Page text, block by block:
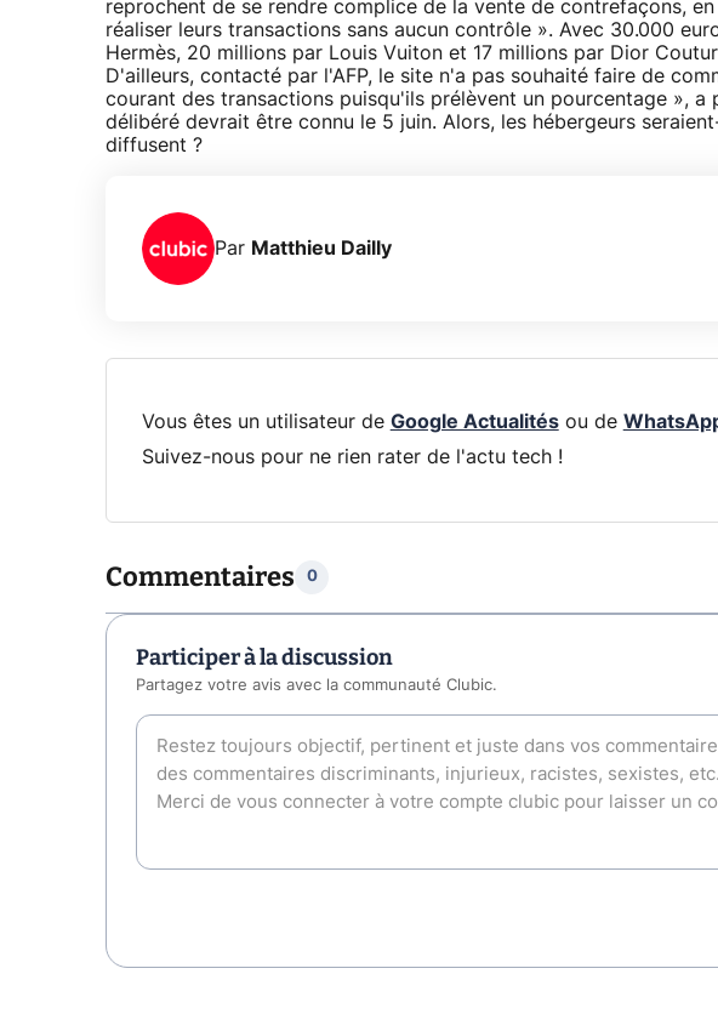
reprochent de se rendre complice de la vente de contrefaçons,
réaliser leurs transactions sans aucun contrôle ». Avec 30.000
Hermès, 20 millions par Louis Vuiton et 17 millions par Dior
D'ailleurs, contacté par l'AFP, le site n'a pas souhaité faire de
courant des transactions puisqu'ils prélèvent un pourcentage », a
délibéré devrait être connu le 5 juin. Alors, les hébergeurs
diffusent ?
Par Matthieu Dailly
Vous êtes un utilisateur de Google Actualitésou de
Suivez-nous pour ne rien rater de l'actu tech !
Commentaires 0
Participer à la discussion
Partagez votre avis avec la communauté Clubic.